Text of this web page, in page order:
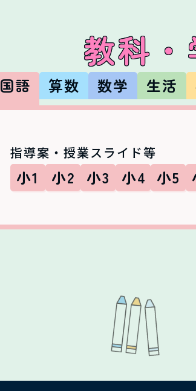
教科・
国語 算数 数学 生活
指導案・授業スライド等
小1 小2 小3 小4 小5